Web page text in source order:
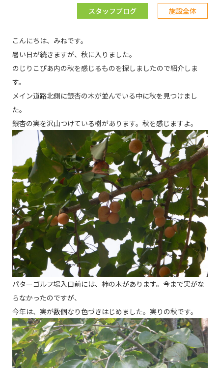
スタッフブログ 施設全体
こんにちは、みねです。
暑い日が続きますが、秋に入りました。
のじりこぴあ内の秋を感じるものを探しましたので紹介しま
す。
メイン道路北側に銀杏の木が並んでいる中に秋を見つけまし
た。
銀杏の実を沢山つけている樹があります。秋を感じますよ。
パターゴルフ場入口前には、柿の木があります。今まで実がな
らなかったのですが、
今年は、実が数個なり色づきはじめました。実りの秋です。